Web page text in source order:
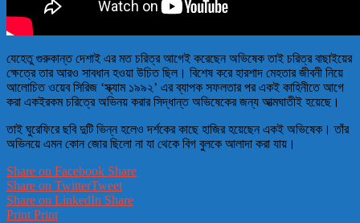
যেহেতু গুরুকান্ত দেশাই এর মত চরিত্র আগেই করেছেন অভিষেক তাই চরিত্র বাছাইয়ের
ক্ষেত্রে তার আরও সাবধান হওয়া উচিত ছিল। বিশেষ করে হারশাদ মেহতার জীবনী নিয়ে
আলোচিত ওয়েব সিরিজ ‘স্ক্যাম ১৯৯২’ এর ব্যাপক সফলতার পর একই কাহিনীতে আগে
করা একইরকম চরিত্রে অভিনয় করার সিদ্ধান্ত অভিষেকের জন্য আত্মঘাতীই হয়েছে।
তাই ঘুরেফিরে ছবি দুটি ভিন্ন হলেও দর্শকের কাছে হাজির হয়েছেন একই অভিষেক। তাঁর
অভিনয়ে এমন কোন জোর ছিলো না যা থেকে বিগ বুলকে আলাদা করা যায়।
Share on Facebook Share
Share on TwitterTweet
Share on LinkedIn Share
Print Print